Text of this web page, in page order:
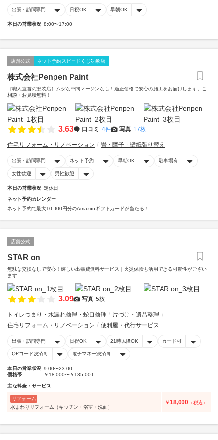
出張・訪問専門 日祝OK 早朝OK
本日の営業状況 8:00〜17:00
店舗公式 ネット予約スピードくじ対象店
株式会社Penpen Paint
［職人直営の塗装店］ムダな中間マージンなし！適正価格で安心の施工をお届けします。ご
相談・お見積無料！
3.63 口コミ 4件 写真 17枚
住宅リフォーム・リノベーション 畳・障子・壁紙張り替え
出張・訪問専門 ネット予約 早朝OK 駐車場有
女性歓迎 男性歓迎
本日の営業状況 定休日
ネット予約カレンダー
ネット予約で最大10,000円分のAmazonギフトカードが当たる！
店舗公式
STAR on
無駄な交換なしで安心！嬉しい出張費無料サービス｜火災保険も活用できる可能性がござい
ます
3.09 写真 5枚
トイレつまり・水漏れ修理・蛇口修理
片づけ・遺品整理
住宅リフォーム・リノベーション
便利屋・代行サービス
出張・訪問専門 日祝OK 21時以降OK カード可
QRコード決済可 電子マネー決済可
本日の営業状況 9:00〜23:00
価格帯
￥18,000〜￥135,000
主な料金・サービス
リフォーム
水まわりリフォーム（キッチン・浴室・洗面）
￥18,000 （税込）